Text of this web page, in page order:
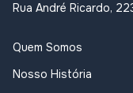
Rua André Ricardo,
Quem Somos
Nosso História